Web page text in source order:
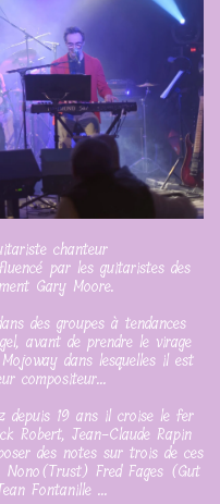
chanteur
par les guitaristes des
Gary Moore.
des groupes à tendances
avant de prendre le virage
dans lesquelles il est
compositeur...
depuis 19 ans il croise le fer
Robert, Jean-Claude Rapin
des notes sur trois de ces
Nono(Trust) Fred Fages (Gut
Fontanille ...